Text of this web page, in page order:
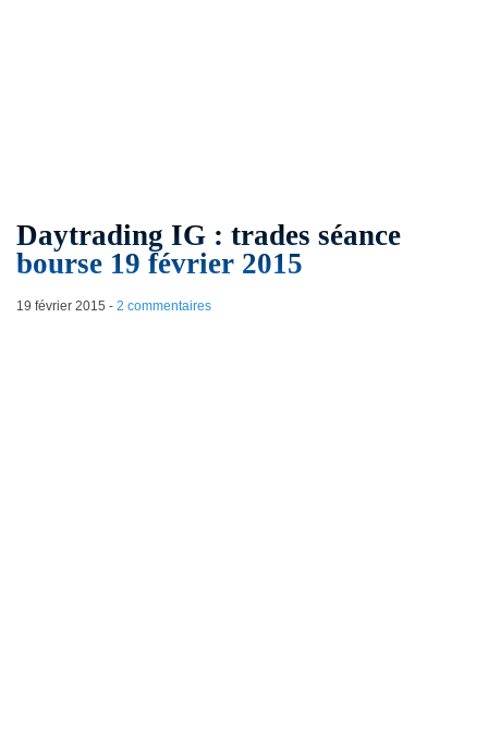
Daytrading IG : trades séance
bourse 19 février 2015
19 février 2015 - 2 commentaires